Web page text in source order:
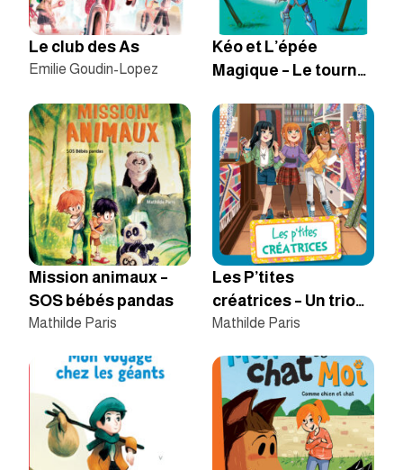
Kéo et L’épée
Magique – Le tournoi
Le club des As
Emilie Goudin-Lopez
Les P’tites
créatrices – Un trio
de choc
Mathilde Paris
Mission animaux –
SOS bébés pandas
Mathilde Paris